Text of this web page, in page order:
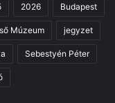
2026 Budapest
Múzeum jegyzet
Sebestyén Péter